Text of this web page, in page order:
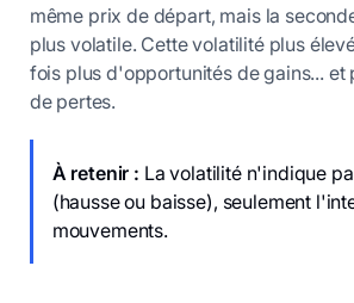
même prix de départ, mais la
plus volatile. Cette volatilité plus
fois plus d'opportunités de gains... et
de pertes.
À retenir : La volatilité n'indique
(hausse ou baisse), seulement
mouvements.